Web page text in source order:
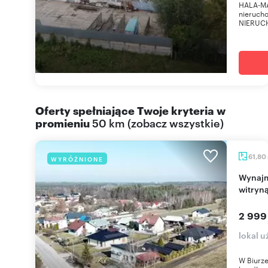
HALA-
Oferty spełniające Twoje kryteria w
promieniu50 km (zobacz wszystkie)
WYRÓŻNIONE 61,80
Wynajmę lokal handlowo-usługowy 61,8 m² z
2 999
lokal
W